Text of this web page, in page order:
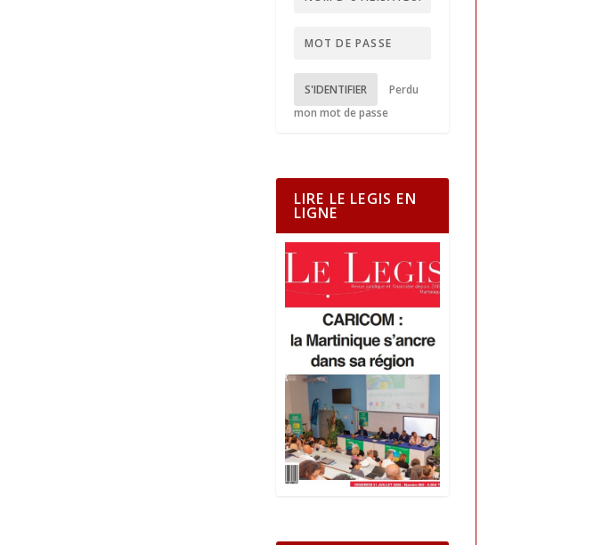
S'IDENTIFIER
Perdu
mon mot de passe
LIRE LE LEGIS EN
LIGNE